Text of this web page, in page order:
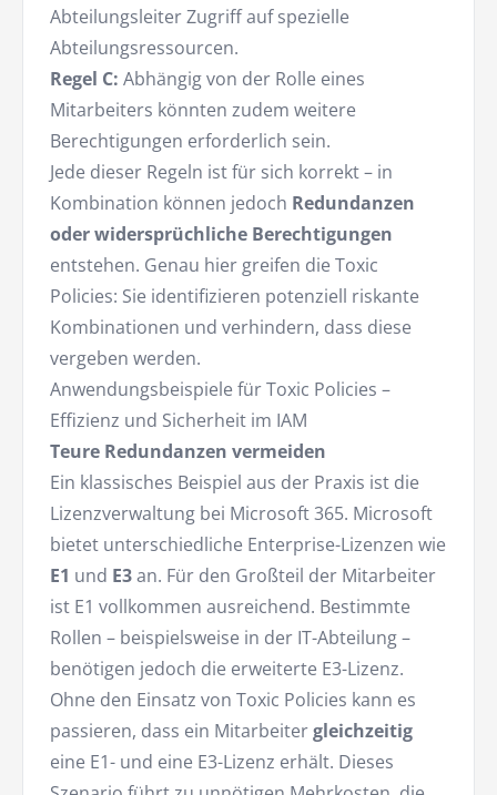
Abteilungsleiter Zugriff auf spezielle
Abteilungsressourcen.
Regel C: Abhängig von der Rolle eines
Mitarbeiters könnten zudem weitere
Berechtigungen erforderlich sein.
Jede dieser Regeln ist für sich korrekt – in
Kombination können jedoch Redundanzen
oder widersprüchliche Berechtigungen
entstehen. Genau hier greifen die Toxic
Policies: Sie identifizieren potenziell riskante
Kombinationen und verhindern, dass diese
vergeben werden.
Anwendungsbeispiele für Toxic Policies –
Effizienz und Sicherheit im IAM
Teure Redundanzen vermeiden
Ein klassisches Beispiel aus der Praxis ist die
Lizenzverwaltung bei Microsoft 365. Microsoft
bietet unterschiedliche Enterprise-Lizenzen wie
E1 und E3an. Für den Großteil der Mitarbeiter
ist E1 vollkommen ausreichend. Bestimmte
Rollen – beispielsweise in der IT-Abteilung –
benötigen jedoch die erweiterte E3-Lizenz.
Ohne den Einsatz von Toxic Policies kann es
passieren, dass ein Mitarbeitergleichzeitig
eine E1- und eine E3-Lizenz erhält. Dieses